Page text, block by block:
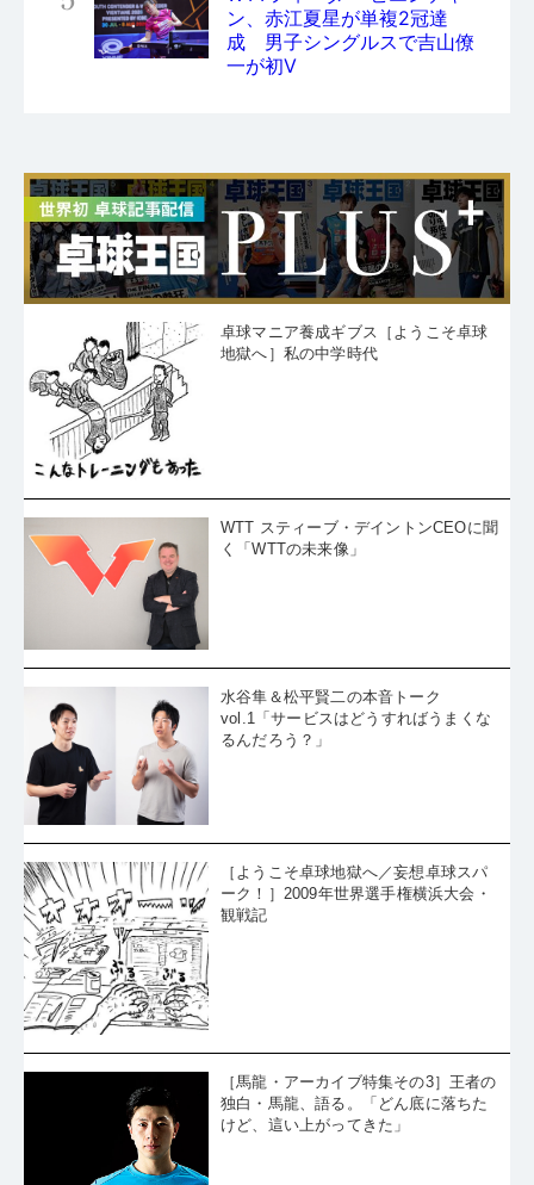
ン、赤江夏星が単複2冠達
成 男子シングルスで吉山僚
一が初V
卓球マニア養成ギブス［ようこそ卓球
地獄へ］私の中学時代
WTT スティーブ・デイントンCEOに聞
く「WTTの未来像」
水谷隼＆松平賢二の本音トーク
vol.1「サービスはどうすればうまくな
るんだろう？」
［ようこそ卓球地獄へ／妄想卓球スパ
ーク！］2009年世界選手権横浜大会・
観戦記
［馬龍・アーカイブ特集その3］王者の
独白・馬龍、語る。「どん底に落ちた
けど、這い上がってきた」